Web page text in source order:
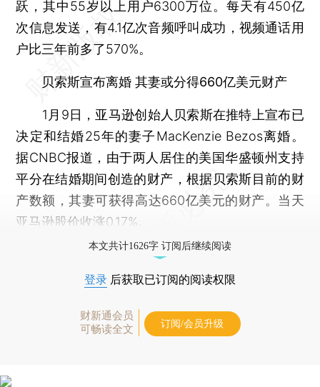
跃，其中55岁以上用户6300万位。每天有450亿
次信息发送，有4.1亿次音频呼叫成功，视频通话用
户比三年前多了570%。
贝索斯宣布离婚 其妻或分得660亿美元财产
1月9日，亚马逊创始人贝索斯在推特上宣布已
决定和结婚25年的妻子MacKenzie Bezos离婚。
据CNBC报道，由于两人居住的美国华盛顿州支持
平分在结婚期间创造的财产，根据贝索斯目前的财
产数额，其妻可获得高达660亿美元的财产。当天
亚马逊股价收涨0.17%。
本文共计1626字 订阅后继续阅读
登录 后获取已订阅的阅读权限
财新通会员
可畅读全文
订阅/会员升级